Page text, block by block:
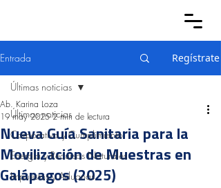
Entrada Regístrate
Últimas noticias
Corporativo y Cumplimiento
Energía y Recursos Naturales
Impuestos y Aduanas
Últimas noticias
Nueva Guía Sanitaria para la
Movilización de Muestras en
Galápagos (2025)
Ab. Karina Loza
19 may 2025 2 min de lectura